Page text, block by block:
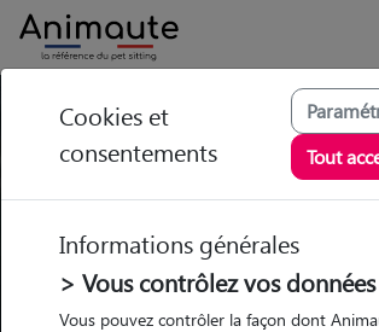
Trouvez votre gardien
Garde
chez le Pet Sitter
Garde
chez le Pet Sitter
Cookies et
consentements
Tout
Informations générales
> Vous contrôlez vos données
Vous pouvez contrôler la façon dont